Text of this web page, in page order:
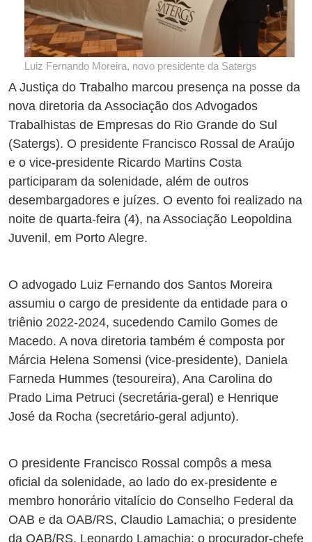
Luiz Fernando Moreira, novo presidente da Satergs
A Justiça do Trabalho marcou presença na posse da
nova diretoria da Associação dos Advogados
Trabalhistas de Empresas do Rio Grande do Sul
(Satergs). O presidente Francisco Rossal de Araújo
e o vice-presidente Ricardo Martins Costa
participaram da solenidade, além de outros
desembargadores e juízes. O evento foi realizado na
noite de quarta-feira (4), na Associação Leopoldina
Juvenil, em Porto Alegre.
O advogado Luiz Fernando dos Santos Moreira
assumiu o cargo de presidente da entidade para o
triênio 2022-2024, sucedendo Camilo Gomes de
Macedo. A nova diretoria também é composta por
Márcia Helena Somensi (vice-presidente), Daniela
Farneda Hummes (tesoureira), Ana Carolina do
Prado Lima Petruci (secretária-geral) e Henrique
José da Rocha (secretário-geral adjunto).
O presidente Francisco Rossal compôs a mesa
oficial da solenidade, ao lado do ex-presidente e
membro honorário vitalício do Conselho Federal da
OAB e da OAB/RS, Claudio Lamachia; o presidente
da OAB/RS, Leonardo Lamachia; o procurador-chefe